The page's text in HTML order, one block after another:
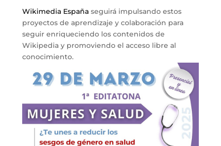
Wikimedia Españaseguirá impulsando estos
proyectos de aprendizaje y colaboración para
seguir enriqueciendo los contenidos de
Wikipedia y promoviendo el acceso libre al
conocimiento.